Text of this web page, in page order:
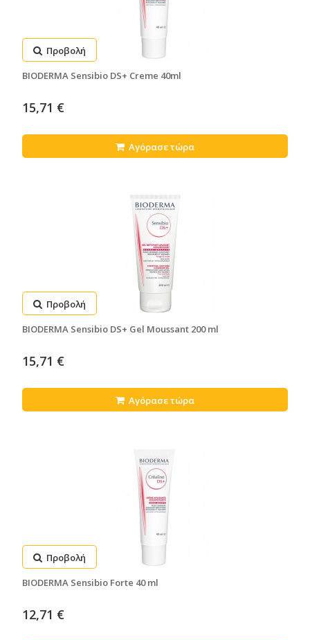
Προβολή
BIODERMA Sensibio DS+ Creme 40ml
15,71 €
Αγόρασε τώρα
Προβολή
BIODERMA Sensibio DS+ Gel Moussant 200 ml
15,71 €
Αγόρασε τώρα
Προβολή
BIODERMA Sensibio Forte 40 ml
12,71 €